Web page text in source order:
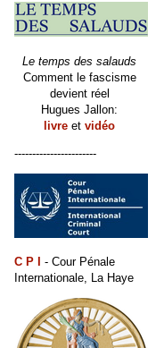
Le temps des salauds
Comment le fascisme
devient réel
Hugues Jallon:
livre et vidéo
-----------------------
C P I
- Cour Pénale
Internationale, La Haye